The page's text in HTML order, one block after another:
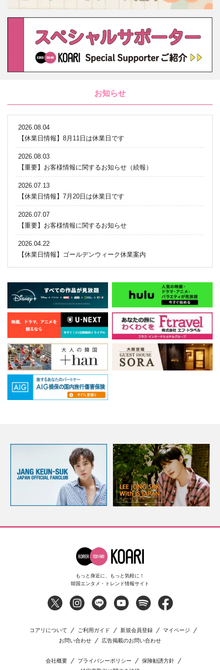
お知らせ
2026.08.04
【休業日情報】8月11日は休業日です
2026.08.03
【重要】お客様情報に関するお知らせ（続報）
2026.07.13
【休業日情報】7月20日は休業日です
2026.07.07
【重要】お客様情報に関するお知らせ
2026.04.22
【休業日情報】ゴールデンウィーク休業案内
もっと身近に、もっと気軽に！
韓国エンタメ・トレンド情報サイト
コアリについて ご利用ガイド 新規会員登録
マイページ
お問い合わせ
広告掲載のお問い合わせ
会社概要 プライバシーポリシー
保険勧誘方針